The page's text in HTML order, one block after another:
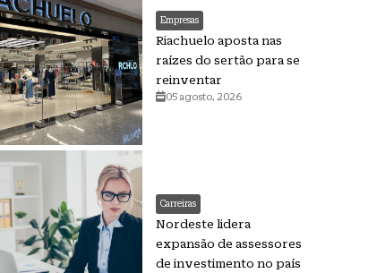
Empresas
Riachuelo aposta nas
raízes do sertão para se
reinventar
05 agosto, 2026
Carreiras
Nordeste lidera
expansão de assessores
de investimento no país